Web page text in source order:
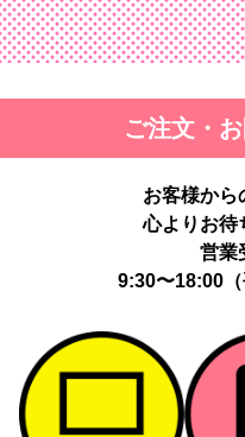
ご注文・
お客様から
心よりお待
営業
9:30〜18:00（